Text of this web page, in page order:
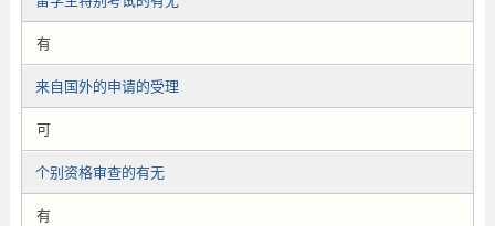
有
来自国外的申请的受理
可
个别资格审查的有无
有